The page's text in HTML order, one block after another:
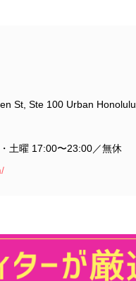
St, Ste 100 Urban Honolulu
土曜 17:00〜23:00／無休